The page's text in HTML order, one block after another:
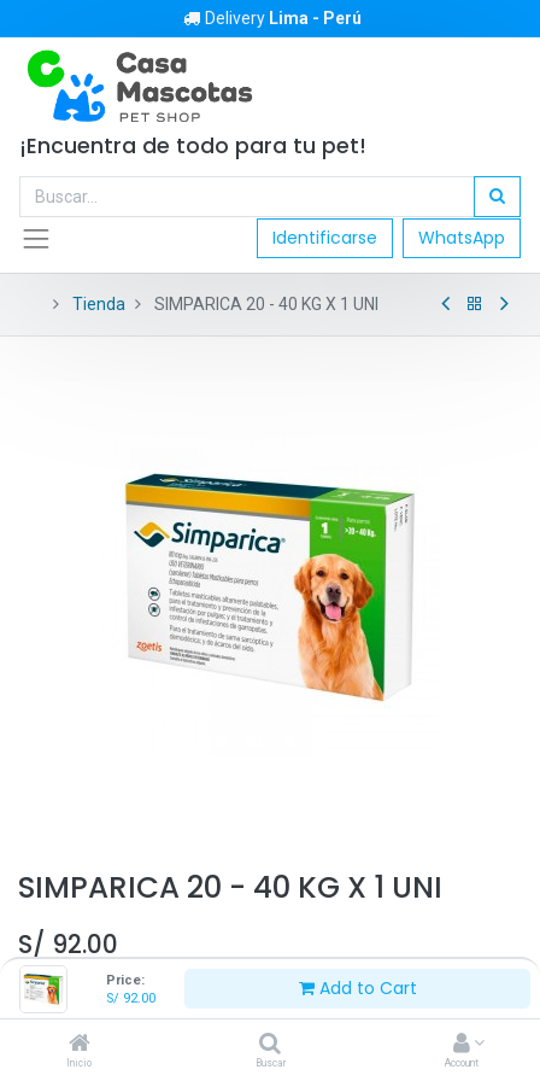
Price:
S/ 92.00 Add to Cart
Inicio Buscar Account
Delivery Lima - Perú
¡Encuentra de todo para tu pet!
Identificarse WhatsApp
Tienda SIMPARICA 20 - 40 KG X 1 UNI
SIMPARICA 20 - 40 KG X 1 UNI
S/ 92.00